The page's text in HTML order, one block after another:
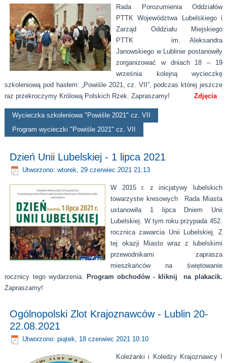
Rada Porozumienia Oddziałów
PTTK Województwa Lubelskiego i
Zarząd Oddziału Miejskiego
PTTK im. Aleksandra
Janowskiego w Lublinie postanowiły
zorganizować w dniach 18 – 19
września kolejną wycieczkę
szkoleniową pod hasłem: „Powiśle 2021, cz. VII”, podczas której jeszcze
raz przekroczymy Królową Polskich Rzek. Zapraszamy!Zdjęcia
Wycieczka szkoleniowa "Powiśle 2021" cz. VII
Program wycieczki "Powiśle 2021" cz. VII
Dzień Unii Lubelskiej - 1 lipca 2021
Utworzono: wtorek, 29 czerwiec 2021 21:13
W 2015 r. z inicjatywy lubelskich
towarzystw kresowych Rada Miasta
ustanowiła 1 lipca Dniem Unii
Lubelskiej. W tym roku przypada 452.
rocznica zawarcia Unii Lubelskiej. Z
tej okazji Miasto wraz z lubelskimi
przewodnikami zaprasza
mieszkańców na świętowanie
rocznicy tego wydarzenia. Program obchodów - kliknij na plakacik.
Zapraszamy!
Ogólnopolski Zlot Krajoznawców - Lublin 20-
22.08.2021
Utworzono: piątek, 18 czerwiec 2021 10:10
Koleżanki i Koledzy Krajoznawcy !